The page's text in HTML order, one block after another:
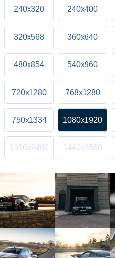
240x320 240x400
320x568 360x640
480x854 540x960
720x1280 768x1280
750x1334 1080x1920
1350x2400 1440x2560